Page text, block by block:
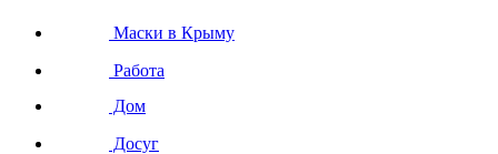
Маски в Крыму
Работа
Дом
Досуг